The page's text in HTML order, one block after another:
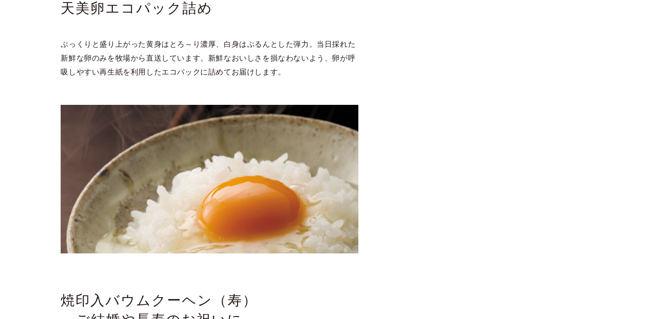
天美卵エコパック詰め
ぷっくりと盛り上がった黄身はとろ～り濃厚、白身はぷるんとした弾力。当日採れた
新鮮な卵のみを牧場から直送しています。新鮮なおいしさを損なわないよう、卵が呼
吸しやすい再生紙を利用したエコパックに詰めてお届けします。
焼印入バウムクーヘン（寿）